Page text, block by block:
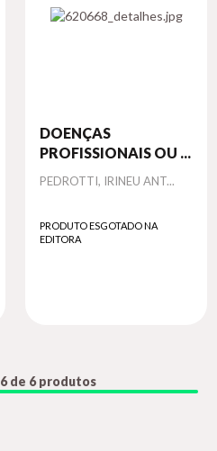
DOENÇAS
PROFISSIONAIS OU ...
Autor
PEDROTTI, IRINEU ANT...
PRODUTO ESGOTADO NA
EDITORA
6 de 6 produtos